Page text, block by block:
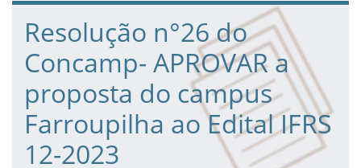
Fim da navegação
Início do conteúdo
Resolução n°26 do
Concamp- APROVAR a
proposta do campus
Farroupilha ao Edital IFRS
12-2023